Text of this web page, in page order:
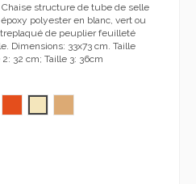
structure de tube de selle
polyester en blanc, vert ou
de peuplier feuilleté
Dimensions: 33x73 cm. Taille
32 cm; Taille 3: 36cm